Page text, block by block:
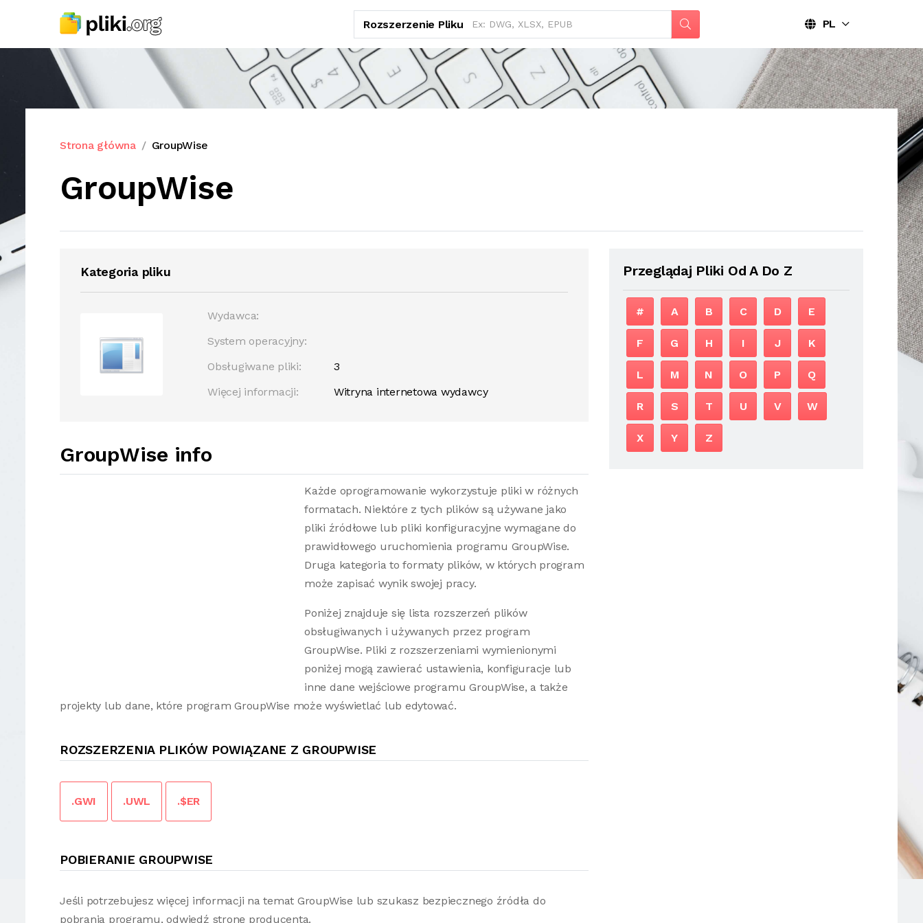
Rozszerzenie Pliku PL
Strona główna GroupWise
GroupWise
Kategoria pliku
Wydawca:
System operacyjny:
Obsługiwane pliki:
3
Więcej informacji:
Witryna internetowa wydawcy
GroupWise info
Każde oprogramowanie wykorzystuje pliki w różnych
formatach. Niektóre z tych plików są używane jako
pliki źródłowe lub pliki konfiguracyjne wymagane do
prawidłowego uruchomienia programu GroupWise.
Druga kategoria to formaty plików, w których program
może zapisać wynik swojej pracy.
Poniżej znajduje się lista rozszerzeń plików
obsługiwanych i używanych przez program
GroupWise. Pliki z rozszerzeniami wymienionymi
poniżej mogą zawierać ustawienia, konfiguracje lub
inne dane wejściowe programu GroupWise, a także
projekty lub dane, które program GroupWise może wyświetlać lub edytować.
ROZSZERZENIA PLIKÓW POWIĄZANE Z GROUPWISE
.GWI .UWL .$ER
POBIERANIE GROUPWISE
Jeśli potrzebujesz więcej informacji na temat GroupWise lub szukasz bezpiecznego źródła do
pobrania programu, odwiedź stronę producenta.
Przeglądaj Pliki Od A Do Z
# A B C D E
F G H I J K
L M N O P Q
R S T U V W
X Y Z